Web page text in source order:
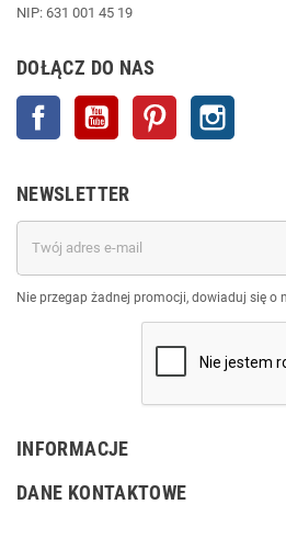
NIP: 631 001 45 19
DOŁĄCZ DO NAS
Facebook YouTube Pinterest
NEWSLETTER
Nie przegap żadnej promocji, dowiaduj się o
INFORMACJE
DANE KONTAKTOWE